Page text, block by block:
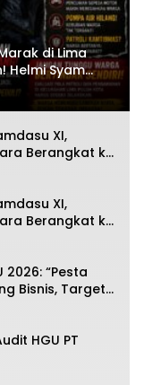
di Lima
Helmi Syam
XI,
Berangkat ke
XI,
Berangkat ke
2026: “Pesta
Bisnis, Target
Slogan”
HGU PT